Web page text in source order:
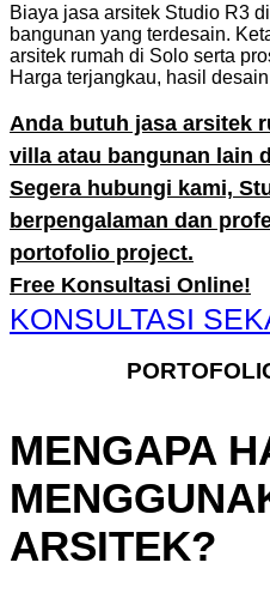
Biaya jasa arsitek Studio R3
bangunan yang terdesain.
arsitek rumah di Solo serta
Harga terjangkau, hasil
Anda butuh jasa arsitek
villa atau bangunan lain
Segera hubungi kami,
berpengalaman dan
portofolio project.
Free Konsultasi Online!
KONSULTASI
MENGAPA
ARSITEK?